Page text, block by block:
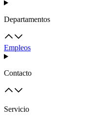
Departamentos
Empleos
Contacto
Servicio